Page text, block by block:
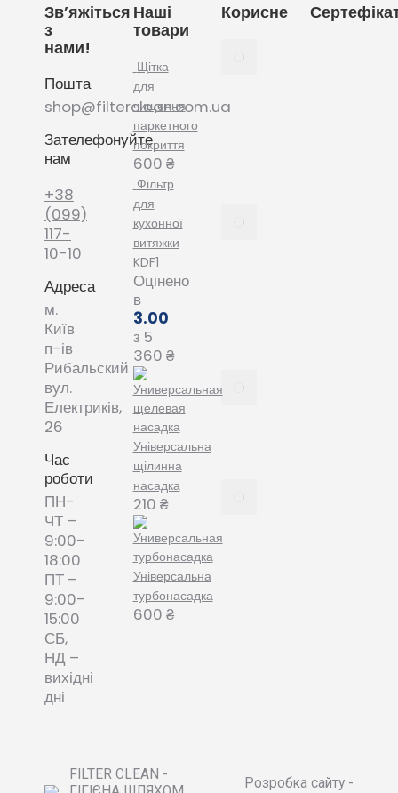
Зв’яжіться
з
нами!
Пошта
shop@filterclean.com.ua
Зателефонуйте
нам
+38
(099)
117-
10-10
Адреса
м.
Київ
п-ів
Рибальский
вул.
Електриків,
26
Час
роботи
ПН-
ЧТ –
9:00-
18:00
ПТ –
9:00-
15:00
СБ,
НД –
вихідні
дні
Наші
товари
Щітка
для
чищення
паркетного
покриття
600 ₴
Фільтр
для
кухонної
витяжки
KDF1
Оцінено
в
3.00
з 5
360 ₴
Універсальна
щілинна
насадка
210 ₴
Універсальна
турбонасадка
600 ₴
Корисне
FILTER CLEAN -
Розробка сайту -